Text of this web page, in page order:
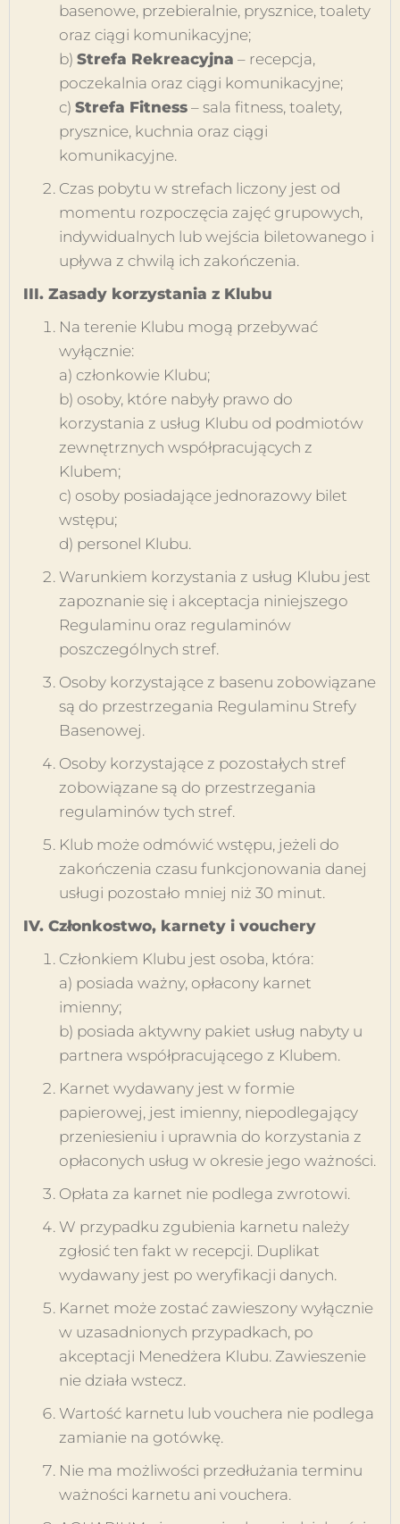
basenowe, przebieralnie, prysznice, toalety
oraz ciągi komunikacyjne;
b) Strefa Rekreacyjna – recepcja,
poczekalnia oraz ciągi komunikacyjne;
c) Strefa Fitness – sala fitness, toalety,
prysznice, kuchnia oraz ciągi
komunikacyjne.
Czas pobytu w strefach liczony jest od
momentu rozpoczęcia zajęć grupowych,
indywidualnych lub wejścia biletowanego i
upływa z chwilą ich zakończenia.
III. Zasady korzystania z Klubu
Na terenie Klubu mogą przebywać
wyłącznie:
a) członkowie Klubu;
b) osoby, które nabyły prawo do
korzystania z usług Klubu od podmiotów
zewnętrznych współpracujących z
Klubem;
c) osoby posiadające jednorazowy bilet
wstępu;
d) personel Klubu.
Warunkiem korzystania z usług Klubu jest
zapoznanie się i akceptacja niniejszego
Regulaminu oraz regulaminów
poszczególnych stref.
Osoby korzystające z basenu zobowiązane
są do przestrzegania Regulaminu Strefy
Basenowej.
Osoby korzystające z pozostałych stref
zobowiązane są do przestrzegania
regulaminów tych stref.
Klub może odmówić wstępu, jeżeli do
zakończenia czasu funkcjonowania danej
usługi pozostało mniej niż 30 minut.
IV. Członkostwo, karnety i vouchery
Członkiem Klubu jest osoba, która:
a) posiada ważny, opłacony karnet
imienny;
b) posiada aktywny pakiet usług nabyty u
partnera współpracującego z Klubem.
Karnet wydawany jest w formie
papierowej, jest imienny, niepodlegający
przeniesieniu i uprawnia do korzystania z
opłaconych usług w okresie jego ważności.
Opłata za karnet nie podlega zwrotowi.
W przypadku zgubienia karnetu należy
zgłosić ten fakt w recepcji. Duplikat
wydawany jest po weryfikacji danych.
Karnet może zostać zawieszony wyłącznie
w uzasadnionych przypadkach, po
akceptacji Menedżera Klubu. Zawieszenie
nie działa wstecz.
Wartość karnetu lub vouchera nie podlega
zamianie na gotówkę.
Nie ma możliwości przedłużania terminu
ważności karnetu ani vouchera.